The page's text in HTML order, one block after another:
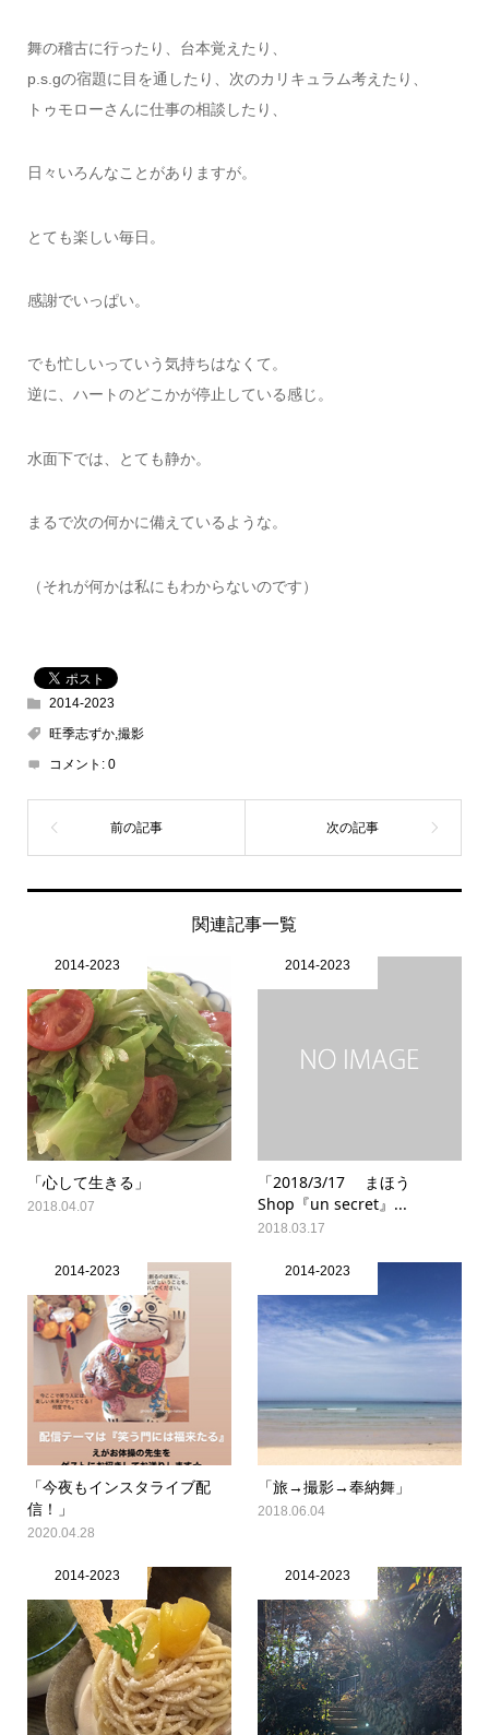
舞の稽古に行ったり、台本覚えたり、
p.s.gの宿題に目を通したり、次のカリキュラム考えたり、
トゥモローさんに仕事の相談したり、
日々いろんなことがありますが。
とても楽しい毎日。
感謝でいっぱい。
でも忙しいっていう気持ちはなくて。
逆に、ハートのどこかが停止している感じ。
水面下では、とても静か。
まるで次の何かに備えているような。
（それが何かは私にもわからないのです）
2014-2023
旺季志ずか,撮影
コメント: 0
関連記事一覧
2014-2023
「心して生きる」
2018.04.07
2014-2023
「2018/3/17 まほう
Shop『un secret』...
2018.03.17
2014-2023
「今夜もインスタライブ配
信！」
2020.04.28
2014-2023
「旅→撮影→奉納舞」
2018.06.04
2014-2023 2014-2023